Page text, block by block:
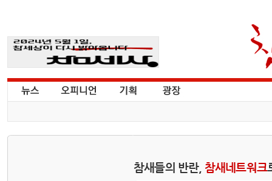
참새들의 반란, 참새네트워크